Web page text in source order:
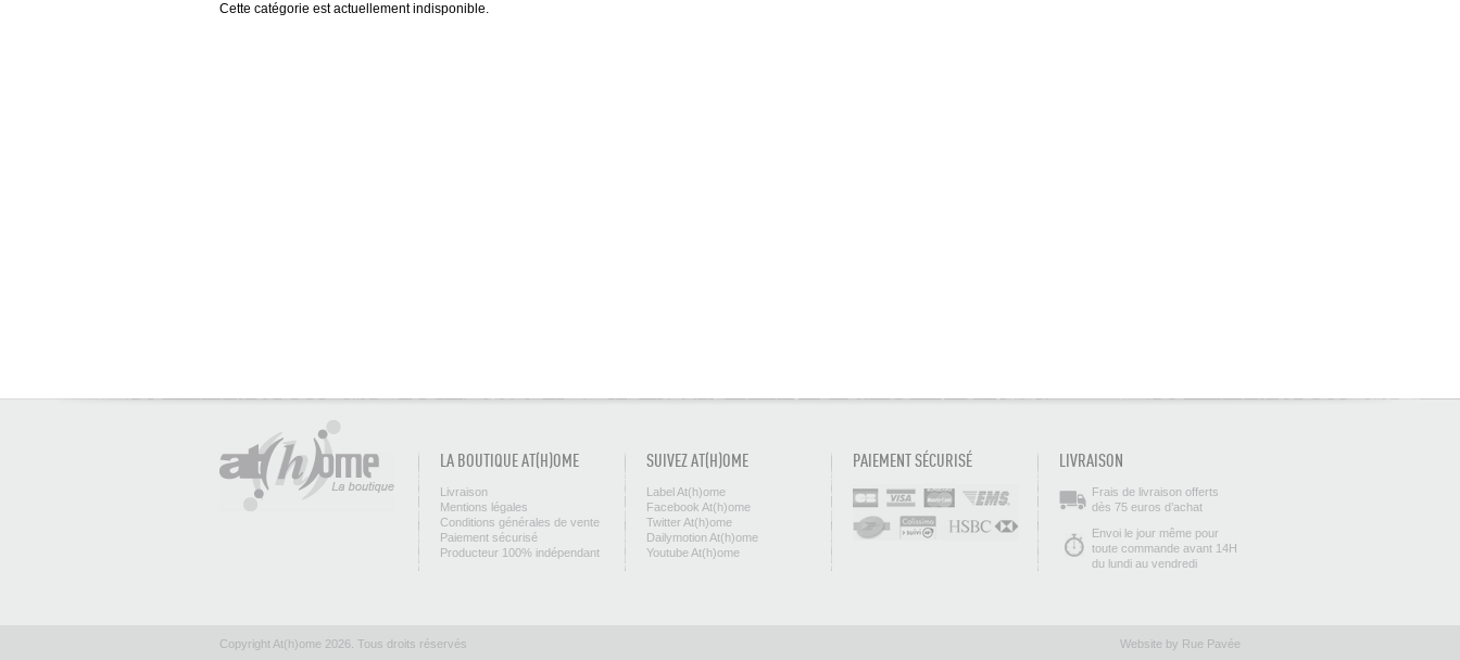
Cette catégorie est actuellement indisponible.
LA BOUTIQUE AT(H)OME
Livraison
Mentions légales
Conditions générales de vente
Paiement sécurisé
Producteur 100% indépendant
SUIVEZ AT(H)OME
Label At(h)ome
Facebook At(h)ome
Twitter At(h)ome
Dailymotion At(h)ome
Youtube At(h)ome
PAIEMENT SÉCURISÉ LIVRAISON
Frais de livraison offerts
dès 75 euros d’achat
Envoi le jour même pour
toute commande avant 14H
du lundi au vendredi
Copyright At(h)ome 2026. Tous droits réservés Website by Rue Pavée